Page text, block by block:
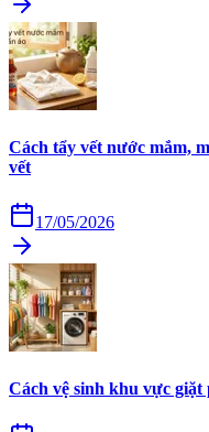
Cách tẩy vết nước mắm,
vết
17/05/2026
Cách vệ sinh khu vực giặt